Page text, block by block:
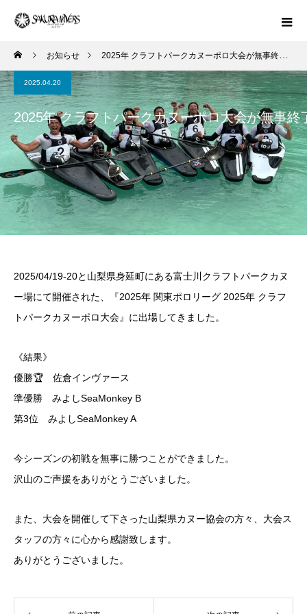
お知らせ 2025年 クラフトパークカヌーポロ大会が無事終了しました
2025.04.20
2025年 クラフトパークカヌーポロ大会が無事終
2025/04/19-20と山梨県身延町にある富士川クラフトパークカヌ
ー場にて開催された、『2025年 関東ポロリーグ 2025年 クラフ
トパークカヌーポロ大会』に出場してきました。
《結果》
優勝🏆 佐倉インヴァース
準優勝 みよしSeaMonkey B
第3位 みよしSeaMonkey A
今シーズンの初戦を無事に勝つことができました。
沢山のご声援をありがとうございました。
また、大会を開催して下さった山梨県カヌー協会の方々、大会ス
タッフの方々に心から感謝致します。
ありがとうございました。